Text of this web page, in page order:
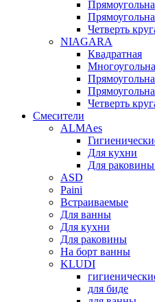
Четверть
NIAGARA
Квадратная
Четверть
Смесители
ALMAes
Для кухни
Для
ASD
Paini
Встраиваемые
Для ванны
Для кухни
Для раковины
На борт ванны
KLUDI
для биде